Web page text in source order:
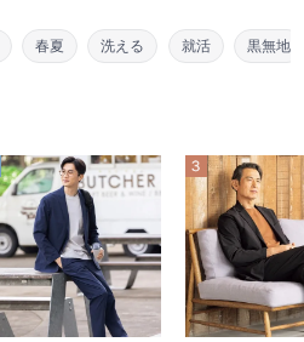
春夏 洗える 就活 黒無地